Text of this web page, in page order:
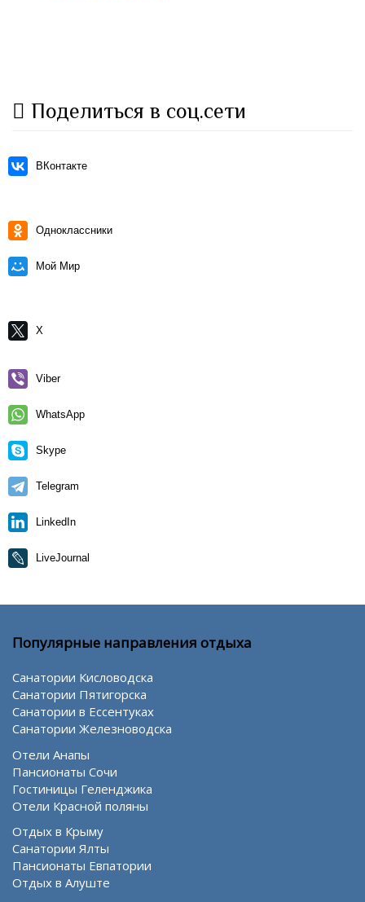
Поделиться в соц.сети
ВКонтакте
Одноклассники
Мой Мир
X
Viber
WhatsApp
Skype
Telegram
LinkedIn
LiveJournal
Популярные направления отдыха
Санатории Кисловодска
Санатории Пятигорска
Санатории в Ессентуках
Санатории Железноводска
Отели Анапы
Пансионаты Сочи
Гостиницы Геленджика
Отели Красной поляны
Отдых в Крыму
Санатории Ялты
Пансионаты Евпатории
Отдых в Алуште